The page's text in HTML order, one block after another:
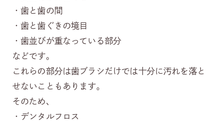
・歯と歯の間
・歯と歯ぐきの境目
・歯並びが重なっている部分
などです。
これらの部分は歯ブラシだけでは十分に汚れを落と
せないこともあります。
そのため、
・デンタルフロス